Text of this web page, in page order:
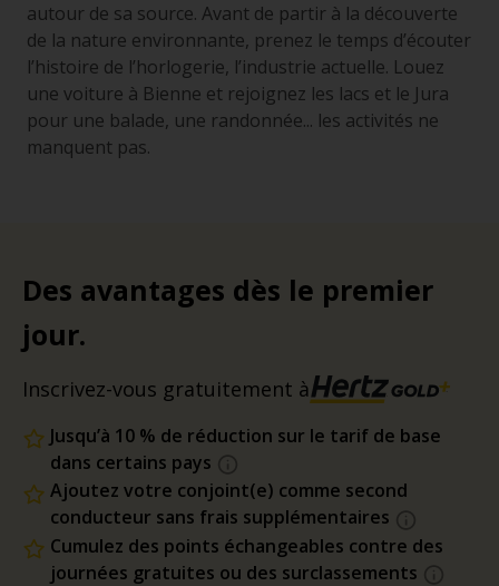
autour de sa source. Avant de partir à la découverte
de la nature environnante, prenez le temps d’écouter
l’histoire de l’horlogerie, l’industrie actuelle. Louez
une voiture à Bienne et rejoignez les lacs et le Jura
pour une balade, une randonnée... les activités ne
manquent pas.
Des avantages dès le premier
jour.
Inscrivez-vous gratuitement à
Jusqu’à 10 % de réduction sur le tarif de base
dans certains pays
Ajoutez votre conjoint(e) comme second
conducteur sans frais supplémentaires
Cumulez des points échangeables contre des
journées gratuites ou des surclassements